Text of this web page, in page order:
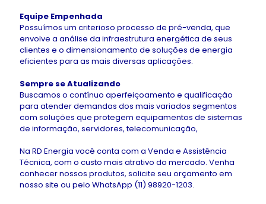
Equipe Empenhada
Possuímos um criterioso processo de pré-venda, que
envolve a análise da infraestrutura energética de seus
clientes e o dimensionamento de soluções de energia
eficientes para as mais diversas aplicações.
Sempre se Atualizando
Buscamos o contínuo aperfeiçoamento e qualificação
para atender demandas dos mais variados segmentos
com soluções que protegem equipamentos de sistemas
de informação, servidores, telecomunicação,
Na RD Energia você conta com a Venda e Assistência
Técnica, com o custo mais atrativo do mercado. Venha
conhecer nossos produtos, solicite seu orçamento em
nosso site ou pelo WhatsApp (11) 98920-1203.